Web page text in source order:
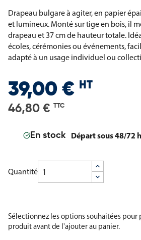
Drapeau bulgare à agiter, en papier
et lumineux. Monté sur tige en bois, il
drapeau et 37 cm de hauteur totale.
écoles, cérémonies ou événements,
adapté à un usage individuel ou
39,00 € HT
46,80 € TTC
En stock Départ sous 48/72
Quantité
Sélectionnez les options souhaitées pour
produit avant de l'ajouter au panier.